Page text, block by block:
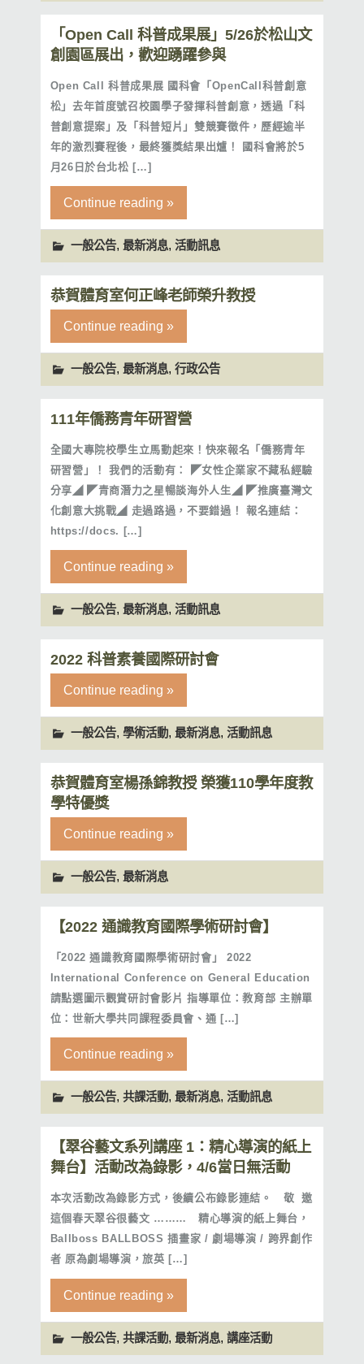
「Open Call 科普成果展」5/26於松山文
創園區展出，歡迎踴躍參與
Open Call 科普成果展 國科會「OpenCall科普創意
松」去年首度號召校園學子發揮科普創意，透過「科
普創意提案」及「科普短片」雙競賽徵件，歷經逾半
年的激烈賽程後，最終獲獎結果出爐！ 國科會將於5
月26日於台北松 […]
Continue reading »
一般公告, 最新消息, 活動訊息
恭賀體育室何正峰老師榮升教授
Continue reading »
一般公告, 最新消息, 行政公告
111年僑務青年研習營
全國大專院校學生立馬動起來！快來報名「僑務青年
研習營」！ 我們的活動有： ◤女性企業家不藏私經驗
分享◢ ◤青商潛力之星暢談海外人生◢ ◤推廣臺灣文
化創意大挑戰◢ 走過路過，不要錯過！ 報名連結：
https://docs. […]
Continue reading »
一般公告, 最新消息, 活動訊息
2022 科普素養國際研討會
Continue reading »
一般公告, 學術活動, 最新消息, 活動訊息
恭賀體育室楊孫錦教授 榮獲110學年度教
學特優獎
Continue reading »
一般公告, 最新消息
【2022 通識教育國際學術研討會】
「2022 通識教育國際學術研討會」 2022
International Conference on General Education
請點選圖示觀賞研討會影片 指導單位：教育部 主辦單
位：世新大學共同課程委員會、通 […]
Continue reading »
一般公告, 共課活動, 最新消息, 活動訊息
【翠谷藝文系列講座 1：精心導演的紙上
舞台】活動改為錄影，4/6當日無活動
本次活動改為錄影方式，後續公布錄影連結。 敬 邀
這個春天翠谷很藝文 ……… 精心導演的紙上舞台，
Ballboss BALLBOSS 插畫家 / 劇場導演 / 跨界創作
者 原為劇場導演，旅英 […]
Continue reading »
一般公告, 共課活動, 最新消息, 講座活動